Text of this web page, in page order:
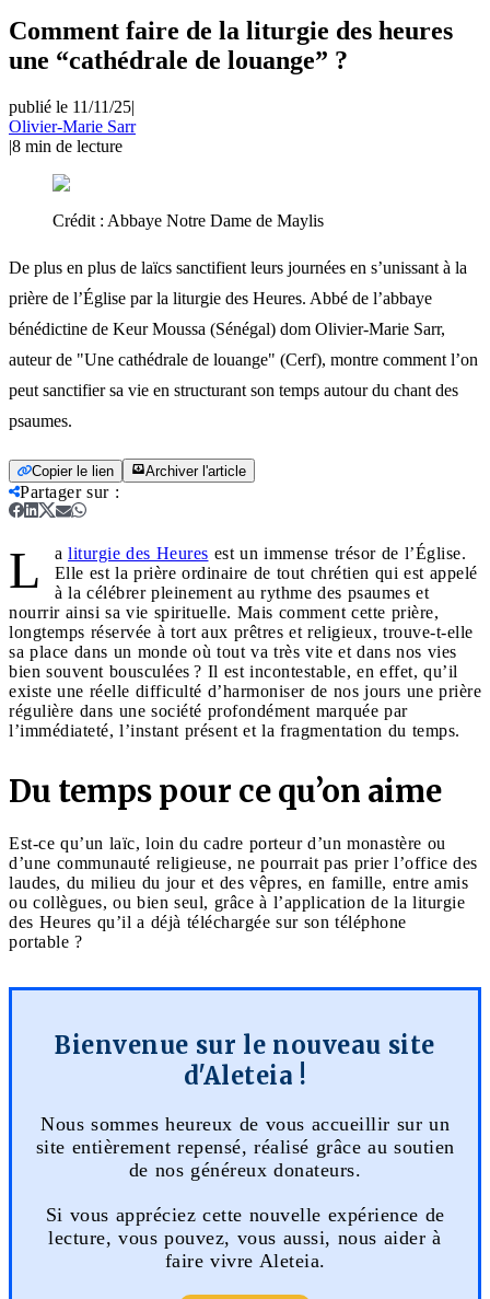
Comment faire de la liturgie des heures
une “cathédrale de louange” ?
publié le 11/11/25|
Olivier-Marie Sarr
|8 min de lecture
Crédit : Abbaye Notre Dame de Maylis
De plus en plus de laïcs sanctifient leurs journées en s’unissant à la
prière de l’Église par la liturgie des Heures. Abbé de l’abbaye
bénédictine de Keur Moussa (Sénégal) dom Olivier-Marie Sarr,
auteur de "Une cathédrale de louange" (Cerf), montre comment l’on
peut sanctifier sa vie en structurant son temps autour du chant des
psaumes.
Copier le lien Archiver l'article
Partager sur:
L a liturgie des Heures est un immense trésor de l’Église.
Elle est la prière ordinaire de tout chrétien qui est appelé
à la célébrer pleinement au rythme des psaumes et
nourrir ainsi sa vie spirituelle. Mais comment cette prière,
longtemps réservée à tort aux prêtres et religieux, trouve-t-elle
sa place dans un monde où tout va très vite et dans nos vies
bien souvent bousculées ? Il est incontestable, en effet, qu’il
existe une réelle difficulté d’harmoniser de nos jours une prière
régulière dans une société profondément marquée par
l’immédiateté, l’instant présent et la fragmentation du temps.
Du temps pour ce qu’on aime
Est-ce qu’un laïc, loin du cadre porteur d’un monastère ou
d’une communauté religieuse, ne pourrait pas prier l’office des
laudes, du milieu du jour et des vêpres, en famille, entre amis
ou collègues, ou bien seul, grâce à l’application de la liturgie
des Heures qu’il a déjà téléchargée sur son téléphone
portable ?
Bienvenue sur le nouveau site
d'Aleteia !
Nous sommes heureux de vous accueillir sur un
site entièrement repensé, réalisé grâce au soutien
de nos généreux donateurs.
Si vous appréciez cette nouvelle expérience de
lecture, vous pouvez, vous aussi, nous aider à
faire vivre Aleteia.